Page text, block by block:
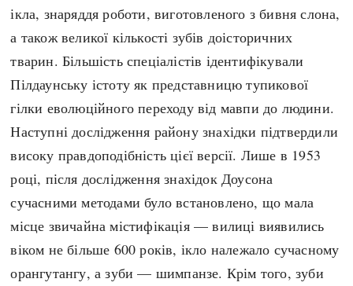
ікла, знаряддя роботи, виготовленого з бивня слона,
а також великої кількості зубів доісторичних
тварин. Більшість спеціалістів ідентифікували
Пілдаунську істоту як представницю тупикової
гілки еволюційного переходу від мавпи до людини.
Наступні дослідження району знахідки підтвердили
високу правдоподібність цієї версії. Лише в 1953
році, після дослідження знахідок Доусона
сучасними методами було встановлено, що мала
місце звичайна містифікація — вилиці виявились
віком не більше 600 років, ікло належало сучасному
орангутангу, а зуби — шимпанзе. Крім того, зуби